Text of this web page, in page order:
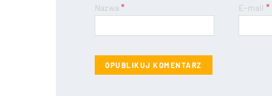
Nazwa* E-mail *